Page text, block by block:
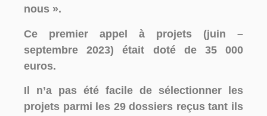
nous ».
Ce premier appel à projets (juin –
septembre 2023) était doté de 35 000
euros.
Il n’a pas été facile de sélectionner les
projets parmi les 29 dossiers reçus tant ils